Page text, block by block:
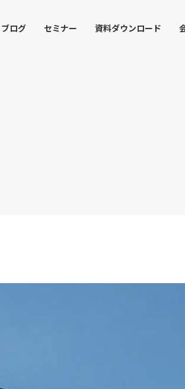
ブログ セミナー 資料ダウンロード